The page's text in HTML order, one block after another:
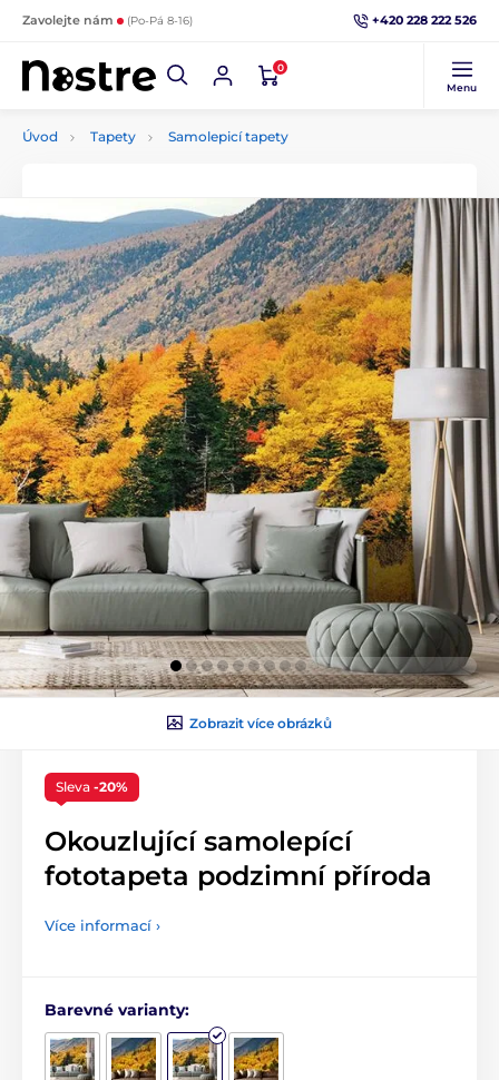
Zavolejte nám (Po-Pá 8-16) +420 228 222 526
0
Menu
Úvod Tapety Samolepicí tapety
Zobrazit více obrázků
Sleva -20%
Okouzlující samolepící
fototapeta podzimní příroda
Více informací ›
Barevné varianty: